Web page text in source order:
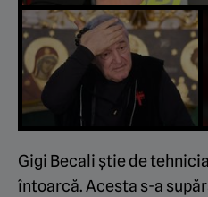
Gigi Becali știe de
întoarcă. Acesta s-a